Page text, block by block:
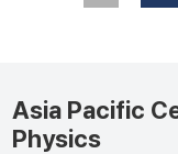
Asia Pacific
Physics